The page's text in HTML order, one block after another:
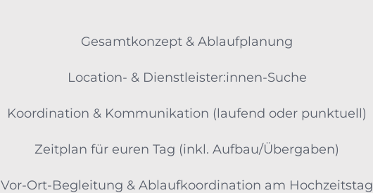
Gesamtkonzept & Ablaufplanung
Location- & Dienstleister:innen-Suche
Koordination & Kommunikation (laufend oder punktuell)
Zeitplan für euren Tag (inkl. Aufbau/Übergaben)
Vor-Ort-Begleitung & Ablaufkoordination am Hochzeitstag